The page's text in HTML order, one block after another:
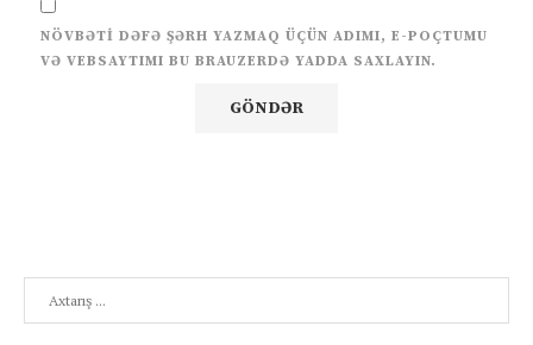
NÖVBƏTI DƏFƏ ŞƏRH YAZMAQ ÜÇÜN ADIMI, E-POÇTUMU
VƏ VEBSAYTIMI BU BRAUZERDƏ YADDA SAXLAYIN.